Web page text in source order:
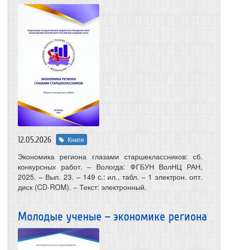
12.05.2026 Книги
Экономика региона глазами старшеклассников: сб.
конкурсных работ. – Вологда: ФГБУН ВолНЦ РАН,
2025. – Вып. 23. – 149 c.: ил., табл. – 1 электрон. опт.
диск (CD-ROM). – Текст: электронный.
Молодые ученые – экономике региона